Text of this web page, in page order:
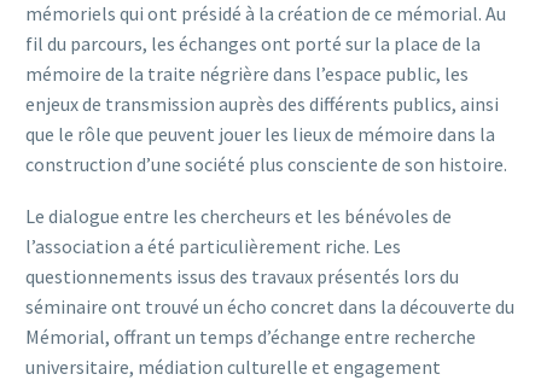
mémoriels qui ont présidé à la création de ce mémorial. Au
fil du parcours, les échanges ont porté sur la place de la
mémoire de la traite négrière dans l’espace public, les
enjeux de transmission auprès des différents publics, ainsi
que le rôle que peuvent jouer les lieux de mémoire dans la
construction d’une société plus consciente de son histoire.
Le dialogue entre les chercheurs et les bénévoles de
l’association a été particulièrement riche. Les
questionnements issus des travaux présentés lors du
séminaire ont trouvé un écho concret dans la découverte du
Mémorial, offrant un temps d’échange entre recherche
universitaire, médiation culturelle et engagement